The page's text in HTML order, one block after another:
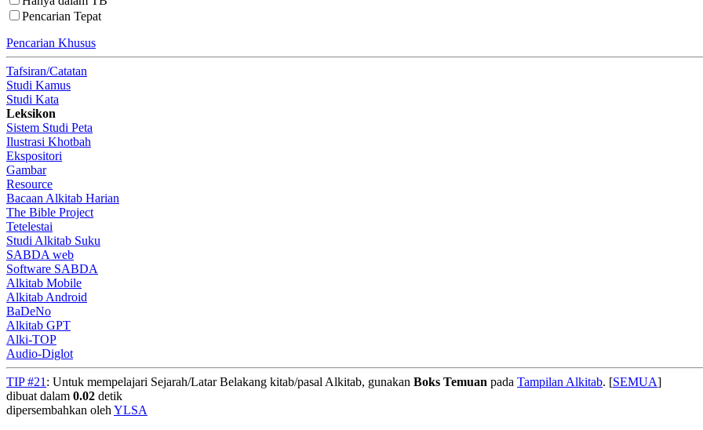
Pencarian Tepat
Pencarian Khusus
Tafsiran/Catatan
Studi Kamus
Studi Kata
Leksikon
Sistem Studi Peta
Ilustrasi Khotbah
Ekspositori
Gambar
Resource
Bacaan Alkitab Harian
The Bible Project
Tetelestai
Studi Alkitab Suku
SABDA web
Software SABDA
Alkitab Mobile
Alkitab Android
BaDeNo
Alkitab GPT
Alki-TOP
Audio-Diglot
TIP #21 : Untuk mempelajari Sejarah/Latar Belakang kitab/pasal Alkitab, gunakan Boks Temuan pada Tampilan Alkitab. [SEMUA]
dibuat dalam 0.02 detik
dipersembahkan oleh YLSA